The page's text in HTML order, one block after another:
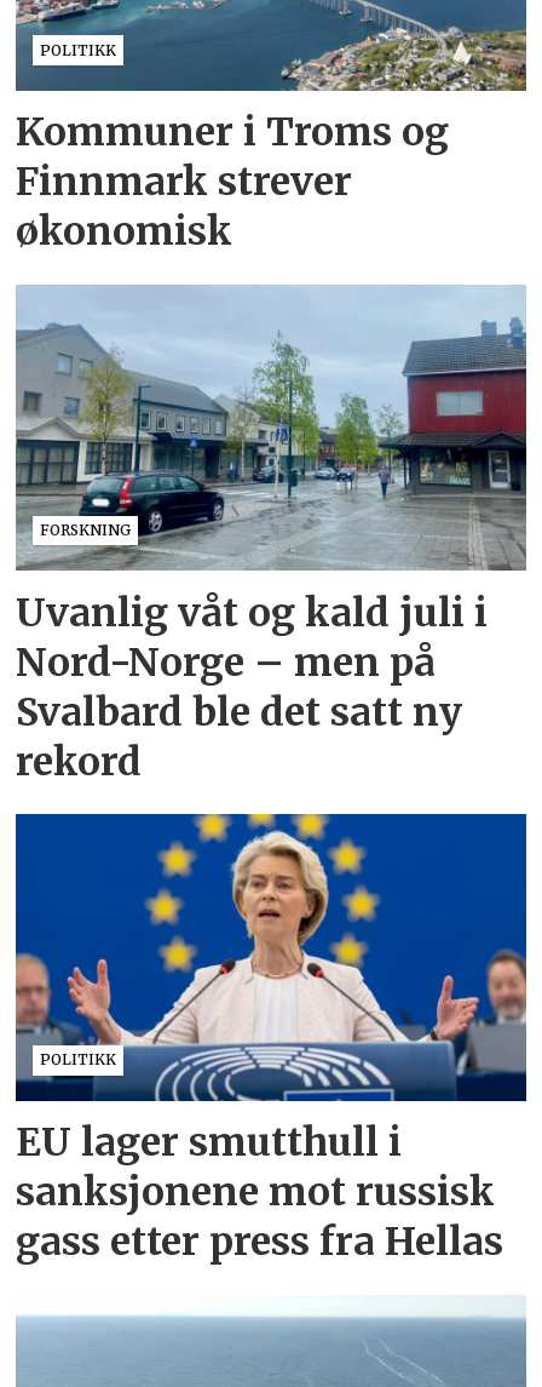
POLITIKK
Kommuner i Troms og
Finnmark strever
økonomisk
FORSKNING
Uvanlig våt og kald juli i
Nord-Norge – men på
Svalbard ble det satt ny
rekord
POLITIKK
EU lager smutthull i
sanksjonene mot russisk
gass etter press fra Hellas